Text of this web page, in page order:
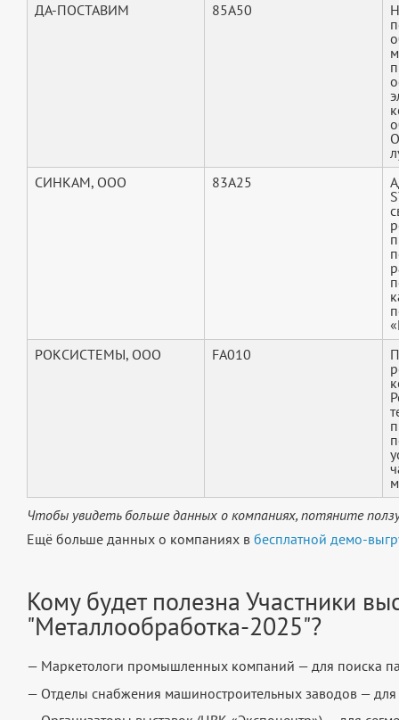
ДА-ПОСТАВИМ
85A50
СИНКАМ, ООО
83A25
РОКСИСТЕМЫ, ООО
FA010
Чтобы увидеть больше данных о компаниях, потяните
Ещё больше данных о компаниях в бесплатной демо-
Кому будет полезна Участники
"Металлообработка-2025"?
— Маркетологи промышленных компаний — для поиска
— Отделы снабжения машиностроительных заводов —